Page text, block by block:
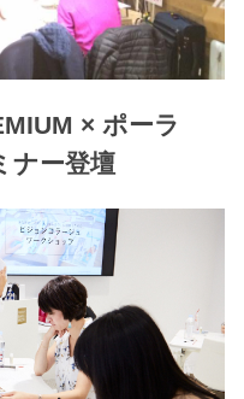
× ポーラ
ナー登壇